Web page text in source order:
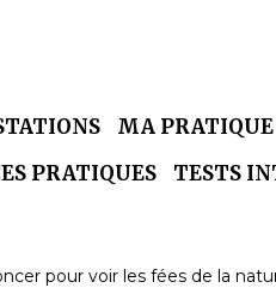
MA
PRATIQUES TESTS
pour voir les fées de la